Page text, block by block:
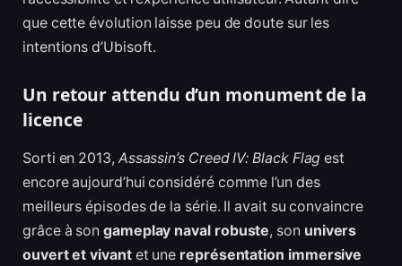
que cette évolution laisse peu de doute sur les
intentions d’Ubisoft.
Un retour attendu d’un monument de la
licence
Sorti en 2013, Assassin’s Creed IV: Black Flag est
encore aujourd’hui considéré comme l’un des
meilleurs épisodes de la série. Il avait su convaincre
grâce à songameplay naval robuste, son univers
ouvert et vivantet une représentation immersive